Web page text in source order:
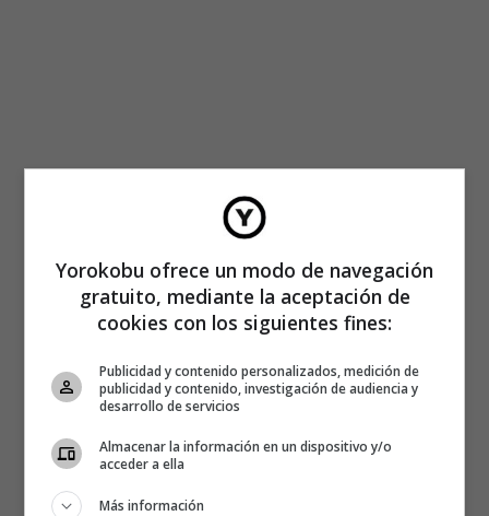
Yorokobu ofrece un modo de navegación
gratuito, mediante la aceptación de
cookies con los siguientes fines:
Publicidad y contenido personalizados, medición de
publicidad y contenido, investigación de audiencia y
desarrollo de servicios
Almacenar la información en un dispositivo y/o
acceder a ella
Más información